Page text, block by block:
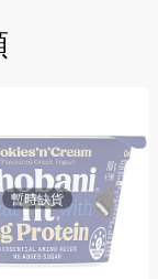
暫時缺貨